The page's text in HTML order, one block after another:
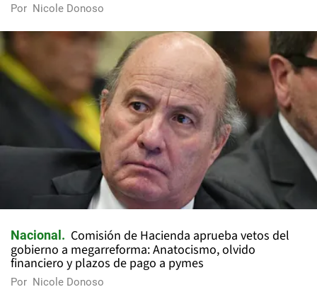
Por Nicole Donoso
Nacional
Comisión de Hacienda aprueba vetos del
gobierno a megarreforma: Anatocismo, olvido
financiero y plazos de pago a pymes
Por Nicole Donoso